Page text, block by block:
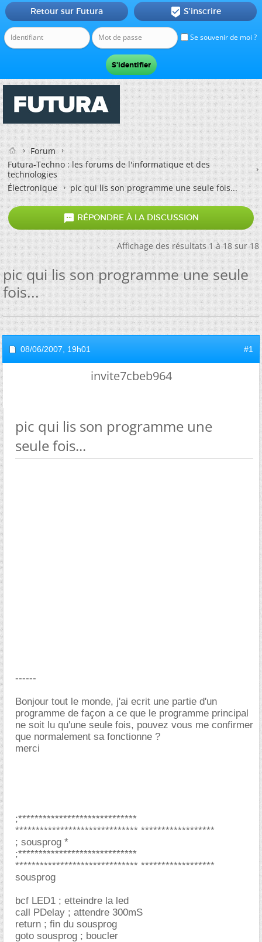
Se souvenir de moi ?
Retour sur Futura  S'inscrire
Forum
Futura-Techno : les forums de l'informatique et des
technologies
Électronique
pic qui lis son programme une seule fois...
 RÉPONDRE À LA DISCUSSION
Affichage des résultats 1 à 18 sur 18
pic qui lis son programme une seule
fois...
08/06/2007, 19h01 #1
invite7cbeb964
pic qui lis son programme une
seule fois...
------
Bonjour tout le monde, j'ai ecrit une partie d'un
programme de façon a ce que le programme principal
ne soit lu qu'une seule fois, pouvez vous me confirmer
que normalement sa fonctionne ?
merci
;*****************************
****************************** ******************
; sousprog *
;*****************************
****************************** ******************
sousprog
bcf LED1 ; etteindre la led
call PDelay ; attendre 300mS
return ; fin du sousprog
goto sousprog ; boucler